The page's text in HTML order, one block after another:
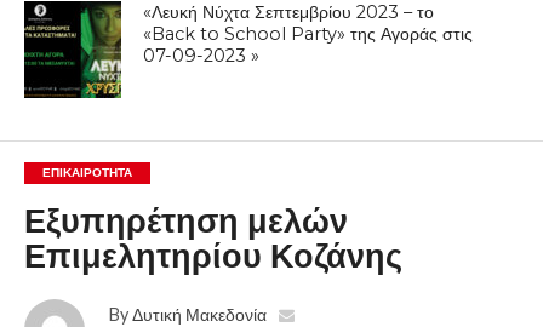
«Λευκή Νύχτα Σεπτεμβρίου 2023 – το
«Back to School Party» της Αγοράς στις
07-09-2023 »
ΕΠΙΚΑΙΡΟΤΗΤΑ
Εξυπηρέτηση μελών
Επιμελητηρίου Κοζάνης
By Δυτική Μακεδονία